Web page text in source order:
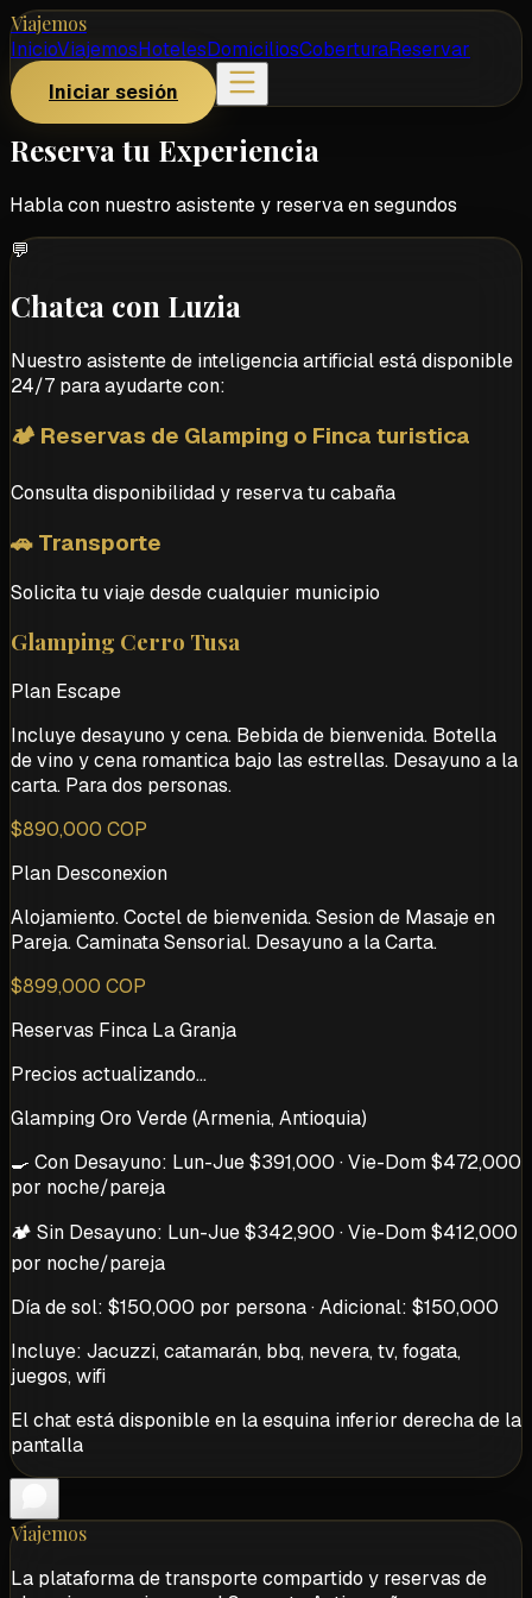
Viajemos
InicioViajemosHotelesDomiciliosCoberturaReservar
Iniciar sesión
Reserva tu Experiencia
Habla con nuestro asistente y reserva en segundos
💬
Chatea con Luzia
Nuestro asistente de inteligencia artificial está disponible
24/7 para ayudarte con:
🏕️ Reservas de Glamping o Finca turistica
Consulta disponibilidad y reserva tu cabaña
🚗 Transporte
Solicita tu viaje desde cualquier municipio
Glamping Cerro Tusa
Plan Escape
Incluye desayuno y cena. Bebida de bienvenida. Botella
de vino y cena romantica bajo las estrellas. Desayuno a la
carta. Para dos personas.
$890,000 COP
Plan Desconexion
Alojamiento. Coctel de bienvenida. Sesion de Masaje en
Pareja. Caminata Sensorial. Desayuno a la Carta.
$899,000 COP
Reservas Finca La Granja
Precios actualizando...
Glamping Oro Verde (Armenia, Antioquia)
🍳 Con Desayuno: Lun-Jue $391,000 · Vie-Dom $472,000
por noche/pareja
🏕️ Sin Desayuno: Lun-Jue $342,900 · Vie-Dom $412,000
por noche/pareja
Día de sol: $150,000 por persona · Adicional: $150,000
Incluye: Jacuzzi, catamarán, bbq, nevera, tv, fogata,
juegos, wifi
El chat está disponible en la esquina inferior derecha de la
pantalla
Viajemos
La plataforma de transporte compartido y reservas de